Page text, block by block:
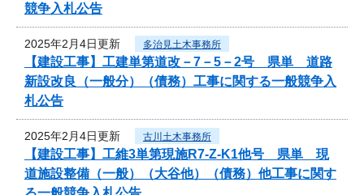
競争入札公告
2025年2月4日更新 多治見土木事務所
【建設工事】工建単第道改－7－5－2号 県単 道路
新設改良（一般分）（債務）工事に関する一般競争入
札公告
2025年2月4日更新 古川土木事務所
【建設工事】工維3単第現施R7-Z-K1他号 県単 現
道施設整備（一般）（大谷他）（債務）他工事に関す